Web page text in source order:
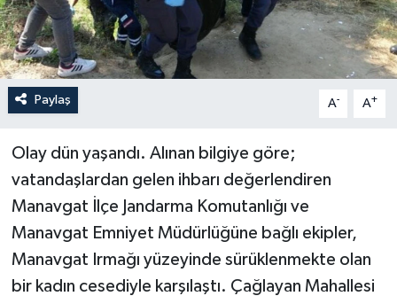
Paylaş A- A+
Olay dün yaşandı. Alınan bilgiye göre;
vatandaşlardan gelen ihbarı değerlendiren
Manavgat İlçe Jandarma Komutanlığı ve
Manavgat Emniyet Müdürlüğüne bağlı ekipler,
Manavgat Irmağı yüzeyinde sürüklenmekte olan
bir kadın cesediyle karşılaştı. Çağlayan Mahallesi